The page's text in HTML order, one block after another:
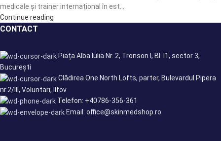
medicale și trainer internațional în est...
Continue reading
CONTACT
Piața Alba Iulia Nr. 2, Tronson I, Bl. I1, sector 3,
București
Clădirea One North Lofts, parter, Bulevardul Pipera
nr.2/III, Voluntari, Ilfov
Telefon: +40786-356-361
Email: office@skinmedshop.ro